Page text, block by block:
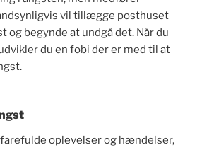
vil tillægge posthuset
og begynde at undgå det. Når du
du en fobi der er med til at
oplevelser og hændelser,